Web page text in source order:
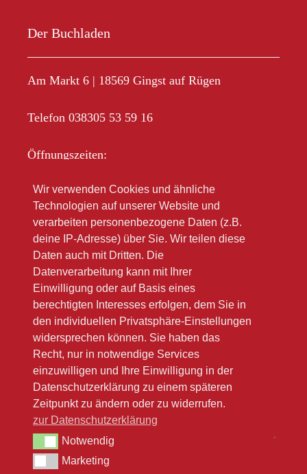
Der Buchladen
Am Markt 6 | 18569 Gingst auf Rügen
Telefon 038305 53 59 16
Öffnungszeiten:
Sa 10.00 – 12.00
Im Sommer oft länger
Bitte beachten Sie unsere Winteröffnungsszeiten
(link zu Google)
Wir verwenden Cookies und ähnliche
Technologien auf unserer Website und
verarbeiten personenbezogene Daten (z.B.
deine IP-Adresse) über Sie. Wir teilen diese
Daten auch mit Dritten. Die
Datenverarbeitung kann mit Ihrer
Einwilligung oder auf Basis eines
berechtigten Interesses erfolgen, dem Sie in
den individuellen Privatsphäre-Einstellungen
widersprechen können. Sie haben das
Recht, nur in notwendige Services
einzuwilligen und Ihre Einwilligung in der
Datenschutzerklärung zu einem späteren
Zeitpunkt zu ändern oder zu widerrufen.
zur Datenschutzerklärung
NotwendigNotwendig
MarketingMarketing